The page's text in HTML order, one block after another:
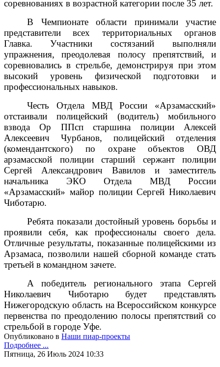
соревнованиях в возрастной категории после 35 лет.
В Чемпионате области принимали участие
представители всех территориальных органов
Главка.
Участники состязаний выполняли
упражнения, преодолевая полосу препятствий, и
соревновались в стрельбе, демонстрируя при этом
высокий уровень физической подготовки и
профессиональных навыков.
Честь Отдела МВД России «Арзамасский»
отстаивали полицейский (водитель) мобильного
взвода Ор ППсп старшина полиции Алексей
Алексеевич Чурбанов, полицейский отделения
(комендантского) по охране объектов ОВД
арзамасской полиции старший сержант полиции
Сергей Александрович Вавилов и заместитель
начальника ЭКО Отдела МВД России
«Арзамасский» майор полиции Сергей Николаевич
Чиботарю.
Ребята показали достойный уровень борьбы и
проявили себя, как профессионалы своего дела.
Отличные результаты, показанные полицейскими из
Арзамаса, позволили нашей сборной команде стать
третьей в командном зачете.
А победитель регионального этапа Сергей
Николаевич Чиботарю будет представлять
Нижегородскую область на Всероссийском конкурсе
первенства по преодолению полосы препятствий со
стрельбой в городе Уфе.
Опубликовано в Наши пиар-проекты
Подробнее ...
Пятница, 26 Июль 2024 10:33